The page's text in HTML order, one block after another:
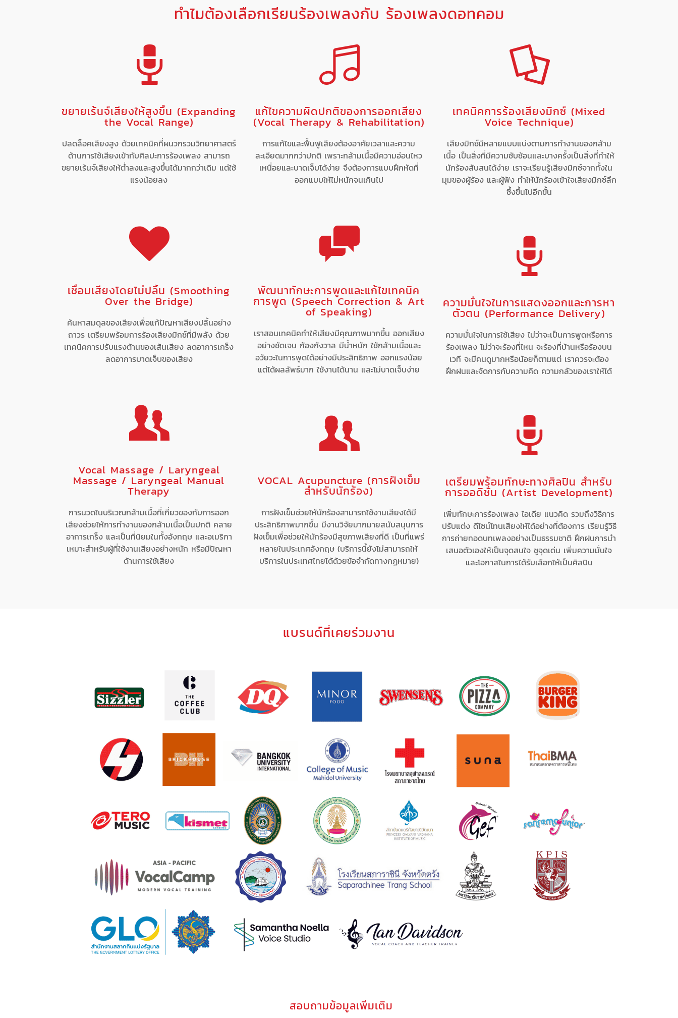
ทำไมต้องเลือกเรียนร้องเพลงกับ ร้องเพลงดอทคอม
ขยายเร้นจ์เสียงให้สูงขึ้น (Expanding
the Vocal Range)
ปลดล็อคเสียงสูง ด้วยเทคนิคที่ผนวกรวมวิทยาศาสตร์
ด้านการใช้เสียงเข้ากับศิลปะการร้องเพลง สามารถ
ขยายเร้นจ์เสียงให้ต่ำลงและสูงขึ้นได้มากกว่าเดิม แต่ใช้
แรงน้อยลง
เชื่อมเสียงโดยไม่ปลิ้น (Smoothing
Over the Bridge)
ค้นหาสมดุลของเสียงเพื่อแก้ปัญหาเสียงปลิ้นอย่าง
ถาวร เตรียมพร้อมการร้องเสียงมิกซ์ที่มีพลัง ด้วย
เทคนิคการปรับแรงต้านของเส้นเสียง ลดอาการเกร็ง
ลดอาการบาดเจ็บของเสียง
Vocal Massage / Laryngeal
Massage / Laryngeal Manual
Therapy
การนวดในบริเวณกล้ามเนื้อที่เกี่ยวของกับการออก
เสียงช่วยให้การทำงานของกล้ามเนื้อเป็นปกติ คลาย
อาการเกร็ง และเป็นที่นิยมในทั้งอังกฤษ และอเมริกา
เหมาะสำหรับผู้ที่ใช้งานเสียงอย่างหนัก หรือมีปัญหา
ด้านการใช้เสียง
แก้ไขความผิดปกติของการออกเสียง
(Vocal Therapy & Rehabilitation)
การแก้ไขและฟื้นฟูเสียงต้องอาศัยเวลาและความ
ละเอียดมากกว่าปกติ เพราะกล้ามเนื้อมีความอ่อนไหว
เหนื่อยและบาดเจ็บได้ง่าย จึงต้องการแบบฝึกหัดที่
ออกแบบให้ไม่หนักจนเกินไป
พัฒนาทักษะการพูดและแก้ไขเทคนิค
การพูด (Speech Correction & Art
of Speaking)
เราสอนเทคนิคทำให้เสียงมีคุณภาพมากขึ้น ออกเสียง
อย่างชัดเจน ก้องกังวาล มีน้ำหนัก ใช้กล้ามเนื้อและ
อวัยวะในการพูดได้อย่างมีประสิทธิภาพ ออกแรงน้อย
แต่ได้ผลลัพธ์มาก ใช้งานได้นาน และไม่บาดเจ็บง่าย
VOCAL Acupuncture (การฝังเข็ม
สำหรับนักร้อง)
การฝังเข็มช่วยให้นักร้องสามารถใช้งานเสียงได้มี
ประสิทธิภาพมากขึ้น มีงานวิจัยมากมายสนับสนุนการ
ฝังเข็มเพื่อช่วยให้นักร้องมีสุขภาพเสียงที่ดี เป็นที่แพร่
หลายในประเทศอังกฤษ (บริการนี้ยังไม่สามารถให้
บริการในประเทศไทยได้ด้วยข้อจำกัดทางกฏหมาย)
เทคนิคการร้องเสียงมิกซ์ (Mixed
Voice Technique)
เสียงมิกซ์มีหลายแบบแบ่งตามการทำงานของกล้าม
เนื้อ เป็นสิ่งที่มีความซับซ้อนและบางครั้งเป็นสิ่งที่ทำให้
นักร้องสับสนได้ง่าย เราจะเรียนรู้เสียงมิกซ์จากทั้งใน
มุมของผู้ร้อง และผู้ฟัง ทำให้นักร้องเข้าใจเสียงมิกซ์ลึก
ซึ้งขึ้นไปอีกขั้น
ความมั่นใจในการแสดงออกและการหา
ตัวตน (Performance Delivery)
ความมั่นใจในการใช้เสียง ไม่ว่าจะเป็นการพูดหรือการ
ร้องเพลง ไม่ว่าจะร้องที่ไหน จะร้องที่บ้านหรือร้องบน
เวที จะมีคนดูมากหรือน้อยก็ตามแต่ เราควรจะต้อง
ฝึกฝนและจัดการกับความคิด ความกลัวของเราให้ได้
เตรียมพร้อมทักษะทางศิลปิน สำหรับ
การออดิชั่น (Artist Development)
เพิ่มทักษะการร้องเพลง ไอเดีย แนวคิด รวมถึงวิธีการ
ปรับแต่ง ดีไซน์โทนเสียงให้ได้อย่างที่ต้องการ เรียนรู้วิธี
การถ่ายทอดบทเพลงอย่างเป็นธรรมชาติ ฝึกฝนการนำ
เสนอตัวเองให้เป็นจุดสนใจ ชูจุดเด่น เพิ่มความมั่นใจ
และโอกาสในการได้รับเลือกให้เป็นศิลปิน
แบรนด์ที่เคยร่วมงาน
สอบถามข้อมูลเพิ่มเติม